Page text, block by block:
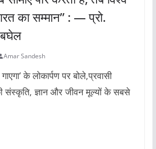
का सम्मान” : — प्रो.
Amar Sandesh
के लोकार्पण पर बोले,प्रवासी
संस्कृति, ज्ञान और जीवन मूल्यों के सबसे